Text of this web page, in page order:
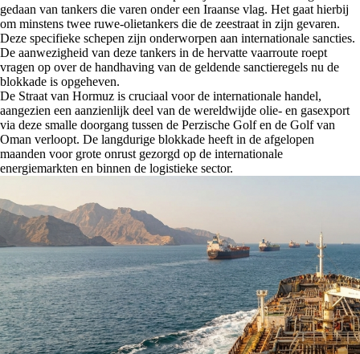
gedaan van tankers die varen onder een Iraanse vlag. Het gaat hierbij
om minstens twee ruwe-olietankers die de zeestraat in zijn gevaren.
Deze specifieke schepen zijn onderworpen aan internationale sancties.
De aanwezigheid van deze tankers in de hervatte vaarroute roept
vragen op over de handhaving van de geldende sanctieregels nu de
blokkade is opgeheven.
De Straat van Hormuz is cruciaal voor de internationale handel,
aangezien een aanzienlijk deel van de wereldwijde olie- en gasexport
via deze smalle doorgang tussen de Perzische Golf en de Golf van
Oman verloopt. De langdurige blokkade heeft in de afgelopen
maanden voor grote onrust gezorgd op de internationale
energiemarkten en binnen de logistieke sector.